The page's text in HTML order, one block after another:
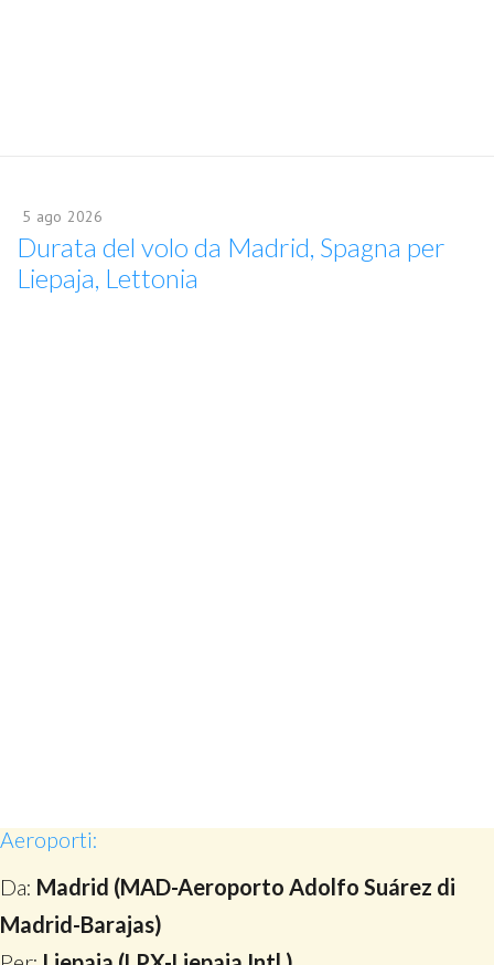
5 ago 2026
Durata del volo da Madrid, Spagna per
Liepaja, Lettonia
Aeroporti:
Da: Madrid (MAD-Aeroporto Adolfo Suárez di
Madrid-Barajas)